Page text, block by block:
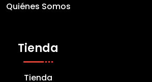
Quiénes Somos
Tienda
Tienda